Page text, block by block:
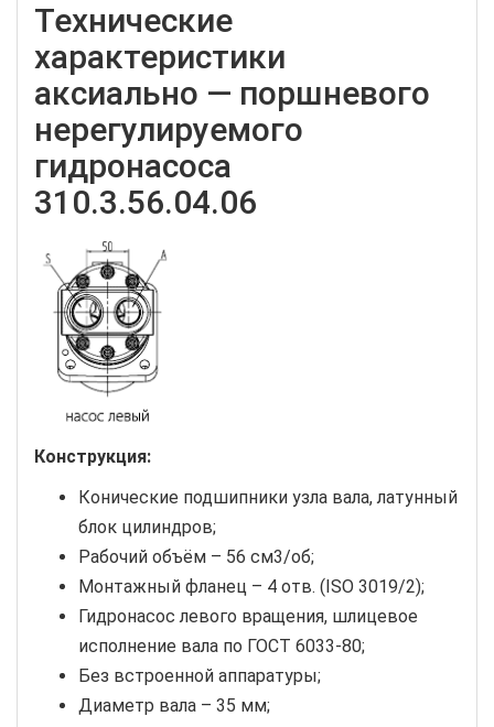
Технические
характеристики
аксиально — поршневого
нерегулируемого
гидронасоса
310.3.56.04.06
Конструкция:
Конические подшипники узла вала, латунный
блок цилиндров;
Рабочий объём – 56 см3/об;
Монтажный фланец – 4 отв. (ISO 3019/2);
Гидронасос левого вращения, шлицевое
исполнение вала по ГОСТ 6033-80;
Без встроенной аппаратуры;
Диаметр вала – 35 мм;